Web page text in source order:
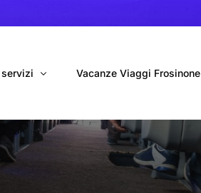
da Fiumicino
da Ciampino
Vacanze Viaggi Frosinone